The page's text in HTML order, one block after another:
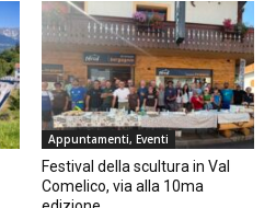
Appuntamenti, Eventi
Festival della scultura in Val
Comelico, via alla 10ma